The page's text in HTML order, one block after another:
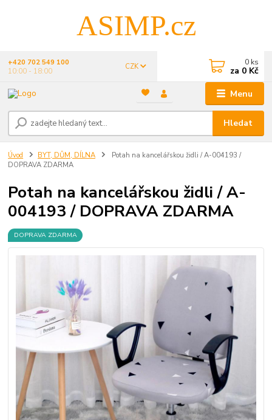
ASIMP.cz
Menu
CZK
Hledat
+420 702 549 100
10:00 - 18:00
0 ks
za 0 Kč
Úvod BYT, DŮM, DÍLNA
Potah na kancelářskou židli / A-004193 /
DOPRAVA ZDARMA
Potah na kancelářskou židli / A-
004193 / DOPRAVA ZDARMA
DOPRAVA ZDARMA